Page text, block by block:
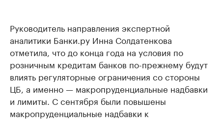
Руководитель направления экспертной
аналитики Банки.ру Инна Солдатенкова
отметила, что до конца года на условия по
розничным кредитам банков по-прежнему будут
влиять регуляторные ограничения со стороны
ЦБ, а именно — макропруденциальные надбавки
и лимиты. С сентября были повышены
макропруденциальные надбавки к